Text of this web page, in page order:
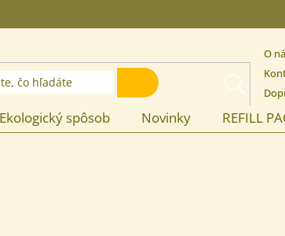
HĽADAŤ
O
Ekologický spôsob Novinky REFILL